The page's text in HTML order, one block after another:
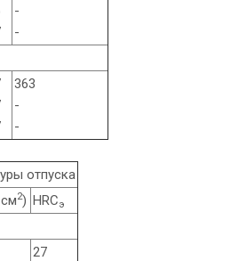
-
-
363
-
-
отпуска
2) HRCэ
27